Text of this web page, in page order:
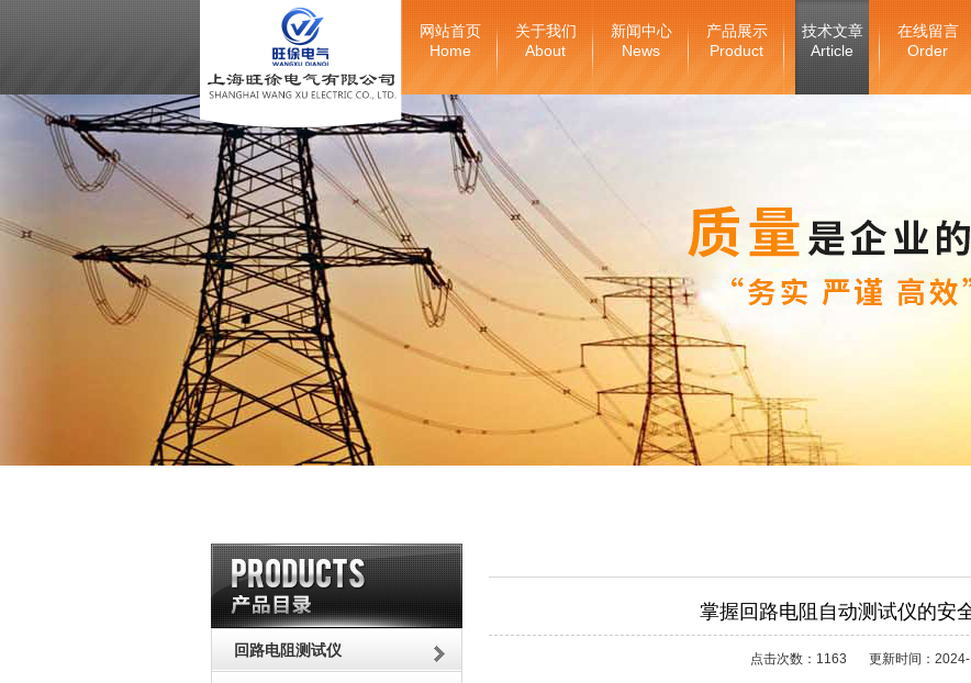
网站首页
Home
关于我们
About
新闻中心
News
产品展示
Product
技术文章
Article
在线留言
Order
回路电阻测试仪
掌握回路电阻自动测试仪的安
点击次数：1163 更新时间：